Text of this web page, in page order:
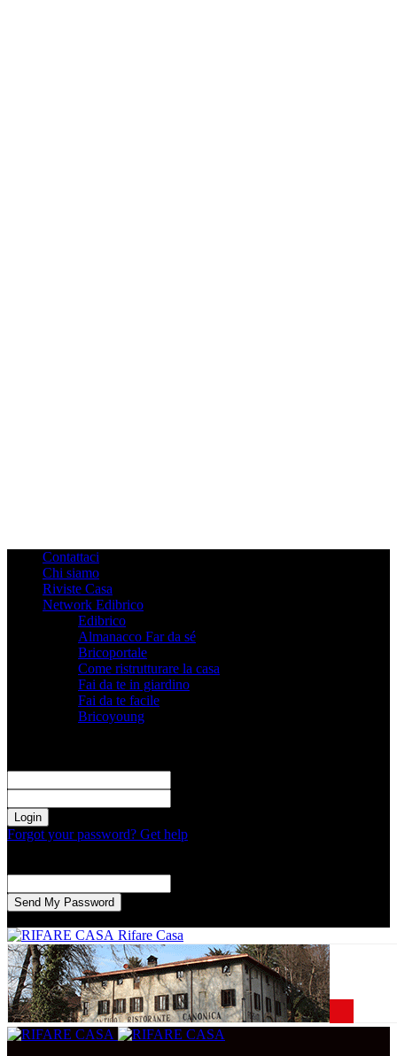
Contattaci
Chi siamo
Riviste Casa
Network Edibrico
Edibrico
Almanacco Far da sé
Bricoportale
Come ristrutturare la casa
Fai da te in giardino
Fai da te facile
Bricoyoung
Forgot your password? Get help
Rifare Casa